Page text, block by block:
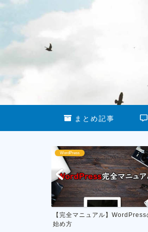
まとめ記事
ブログ関連まとめ
【完全マニュアル】はてな
始め方